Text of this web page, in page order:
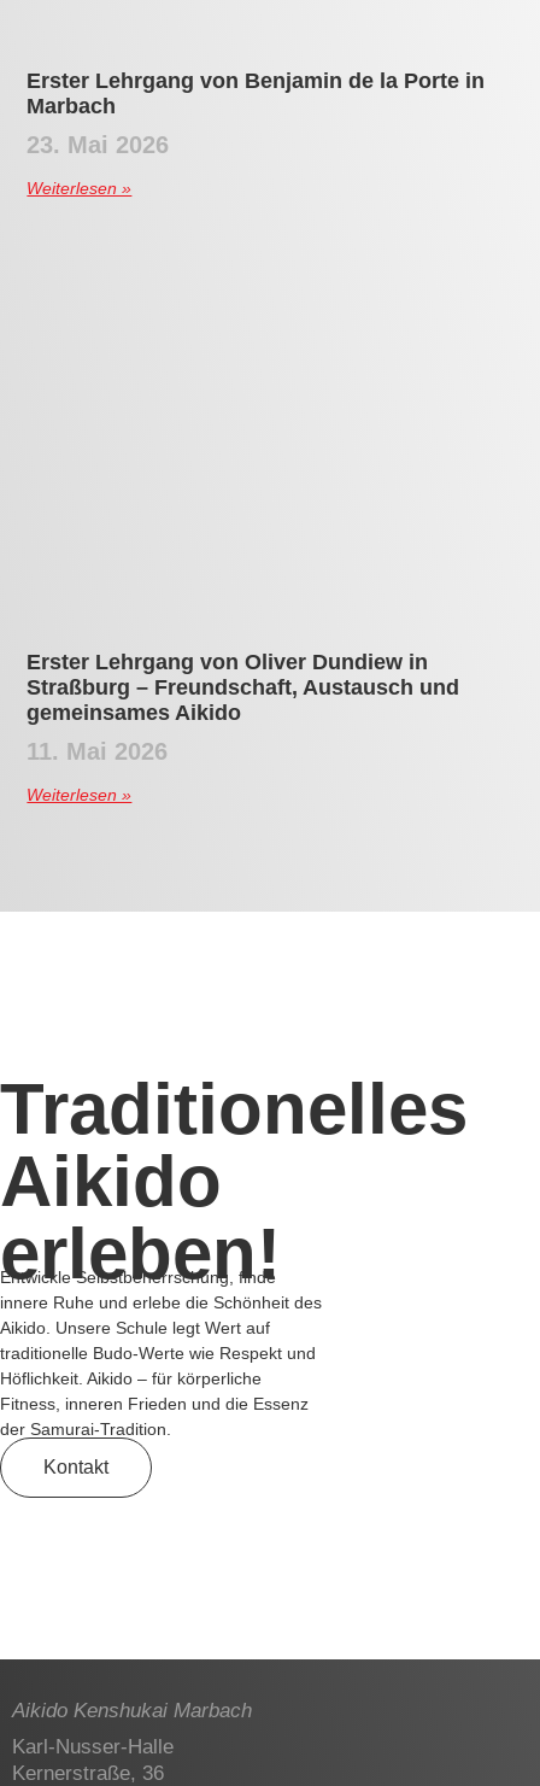
Erster Lehrgang von Benjamin de la Porte in
Marbach
23. Mai 2026
Weiterlesen »
Erster Lehrgang von Oliver Dundiew in
Straßburg – Freundschaft, Austausch und
gemeinsames Aikido
11. Mai 2026
Weiterlesen »
Traditionelles
Aikido
erleben!
Entwickle Selbstbeherrschung, finde
innere Ruhe und erlebe die Schönheit des
Aikido. Unsere Schule legt Wert auf
traditionelle Budo-Werte wie Respekt und
Höflichkeit. Aikido – für körperliche
Fitness, inneren Frieden und die Essenz
der Samurai-Tradition.
Kontakt
Aikido Kenshukai Marbach
Karl-Nusser-Halle
Kernerstraße, 36